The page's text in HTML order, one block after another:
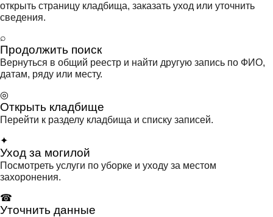
открыть страницу кладбища, заказать уход или уточнить
сведения.
⌕
Продолжить поиск
Вернуться в общий реестр и найти другую запись по ФИО,
датам, ряду или месту.
◎
Открыть кладбище
Перейти к разделу кладбища и списку записей.
✦
Уход за могилой
Посмотреть услуги по уборке и уходу за местом
захоронения.
☎
Уточнить данные